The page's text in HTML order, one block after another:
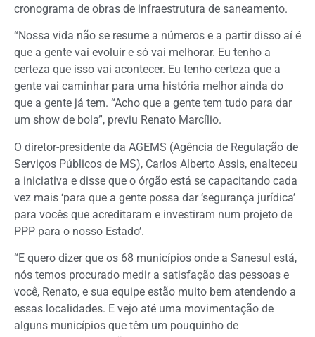
cronograma de obras de infraestrutura de saneamento.
“Nossa vida não se resume a números e a partir disso aí é
que a gente vai evoluir e só vai melhorar. Eu tenho a
certeza que isso vai acontecer. Eu tenho certeza que a
gente vai caminhar para uma história melhor ainda do
que a gente já tem. “Acho que a gente tem tudo para dar
um show de bola”, previu Renato Marcílio.
O diretor-presidente da AGEMS (Agência de Regulação de
Serviços Públicos de MS), Carlos Alberto Assis, enalteceu
a iniciativa e disse que o órgão está se capacitando cada
vez mais ‘para que a gente possa dar ‘segurança jurídica’
para vocês que acreditaram e investiram num projeto de
PPP para o nosso Estado’.
“E quero dizer que os 68 municípios onde a Sanesul está,
nós temos procurado medir a satisfação das pessoas e
você, Renato, e sua equipe estão muito bem atendendo a
essas localidades. E vejo até uma movimentação de
alguns municípios que têm um pouquinho de